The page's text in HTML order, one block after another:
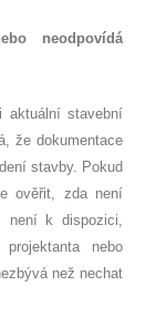
neodpovídá
aktuální stavební
že dokumentace
stavby. Pokud
ověřit, zda není
není k dispozici,
nebo
než nechat